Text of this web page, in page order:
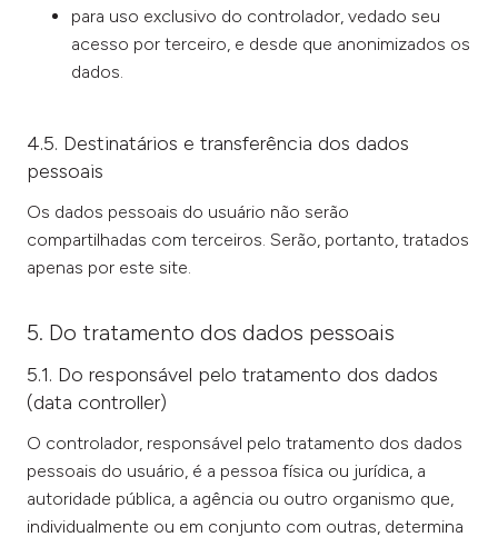
para uso exclusivo do controlador, vedado seu
acesso por terceiro, e desde que anonimizados os
dados.
4.5. Destinatários e transferência dos dados
pessoais
Os dados pessoais do usuário não serão
compartilhadas com terceiros. Serão, portanto, tratados
apenas por este site.
5. Do tratamento dos dados pessoais
5.1. Do responsável pelo tratamento dos dados
(data controller)
O controlador, responsável pelo tratamento dos dados
pessoais do usuário, é a pessoa física ou jurídica, a
autoridade pública, a agência ou outro organismo que,
individualmente ou em conjunto com outras, determina